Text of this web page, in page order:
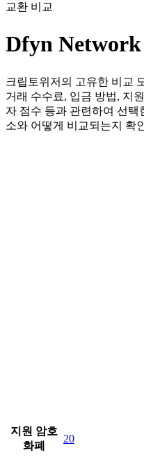
교환 비교
Dfyn
크립토위저의 고유한 비교
거래 수수료, 입금 방법, 지
자 점수 등과 관련하여 선택
소와 어떻게 비교되는지 확
지원 암호
화폐
20